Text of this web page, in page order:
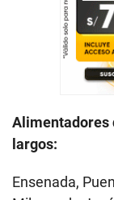
Alimentadores
largos:
Ensenada,